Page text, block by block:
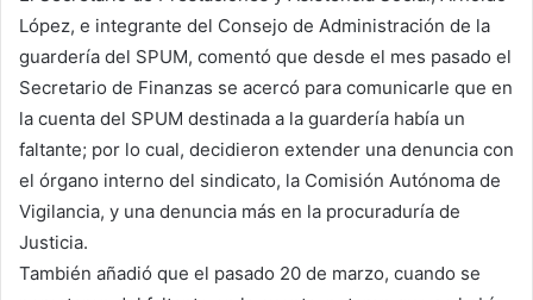
López, e integrante del Consejo de Administración de la
guardería del SPUM, comentó que desde el mes pasado el
Secretario de Finanzas se acercó para comunicarle que en
la cuenta del SPUM destinada a la guardería había un
faltante; por lo cual, decidieron extender una denuncia con
el órgano interno del sindicato, la Comisión Autónoma de
Vigilancia, y una denuncia más en la procuraduría de
Justicia.
También añadió que el pasado 20 de marzo, cuando se